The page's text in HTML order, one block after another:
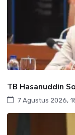
TB Hasanuddin
7 Agustus 2026,